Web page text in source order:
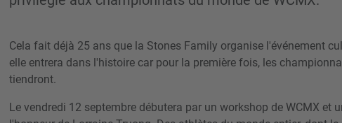
Cela fait déjà 25 ans que la Stones Family organise l'événement
elle entrera dans l'histoire car pour la première fois, les
tiendront.
Le vendredi 12 septembre débutera par un workshop de WCMX et